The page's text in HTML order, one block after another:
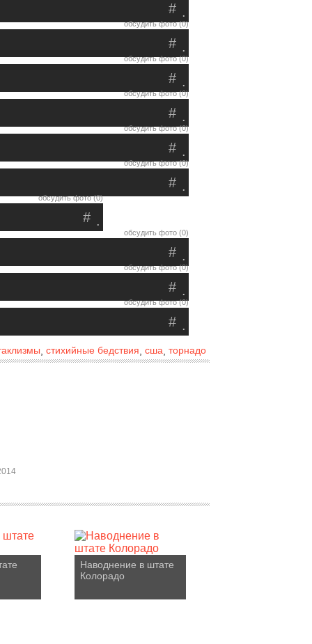
.
#
обсудить фото (0)
.
#
обсудить фото (0)
.
#
обсудить фото (0)
.
#
обсудить фото (0)
.
#
обсудить фото (0)
.
#
обсудить фото (0)
.
#
обсудить фото (0)
.
#
обсудить фото (0)
.
#
обсудить фото (0)
.
#
стихийные бедствия сша торнадо
Наводнение в штате
Колорадо